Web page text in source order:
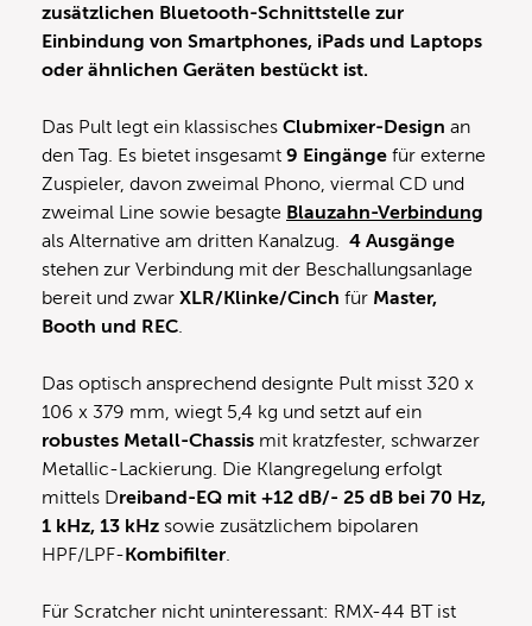
zusätzlichen Bluetooth-Schnittstelle zur
Einbindung von Smartphones, iPads und Laptops
oder ähnlichen Geräten bestückt ist.
Das Pult legt ein klassisches Clubmixer-Design an
den Tag. Es bietet insgesamt 9 Eingänge für externe
Zuspieler, davon zweimal Phono, viermal CD und
zweimal Line sowie besagte Blauzahn-Verbindung
als Alternative am dritten Kanalzug. 4 Ausgänge
stehen zur Verbindung mit der Beschallungsanlage
bereit und zwar XLR/Klinke/Cinch für Master,
Booth und REC.
Das optisch ansprechend designte Pult misst 320 x
106 x 379 mm, wiegt 5,4 kg und setzt auf ein
robustes Metall-Chassis mit kratzfester, schwarzer
Metallic-Lackierung. Die Klangregelung erfolgt
mittels Dreiband-EQ mit +12 dB/- 25 dB bei 70 Hz,
1 kHz, 13 kHz sowie zusätzlichem bipolaren
HPF/LPF-Kombifilter.
Für Scratcher nicht uninteressant: RMX-44 BT ist